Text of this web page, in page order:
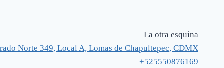
La otra esquina
Norte 349, Local A, Lomas de Chapultepec, CDMX
+525550876169